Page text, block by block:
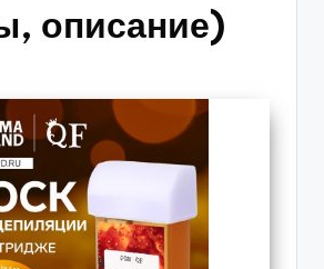
описание)